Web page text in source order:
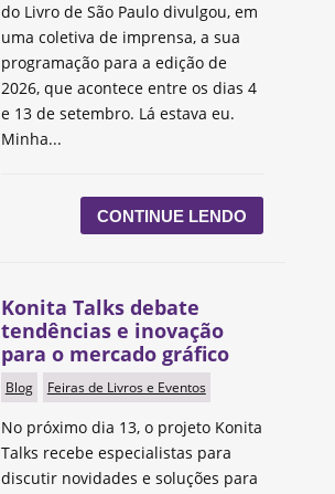
do Livro de São Paulo divulgou, em
uma coletiva de imprensa, a sua
programação para a edição de
2026, que acontece entre os dias 4
e 13 de setembro. Lá estava eu.
Minha...
CONTINUE LENDO
Konita Talks debate
tendências e inovação
para o mercado gráfico
Blog Feiras de Livros e Eventos
No próximo dia 13, o projeto Konita
Talks recebe especialistas para
discutir novidades e soluções para